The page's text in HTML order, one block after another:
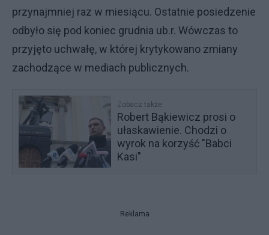
przynajmniej raz w miesiącu. Ostatnie posiedzenie
odbyło się pod koniec grudnia ub.r. Wówczas to
przyjęto uchwałę, w której krytykowano zmiany
zachodzące w mediach publicznych.
Zobacz także
Robert Bąkiewicz prosi o
ułaskawienie. Chodzi o
wyrok na korzyść "Babci
Kasi"
Reklama